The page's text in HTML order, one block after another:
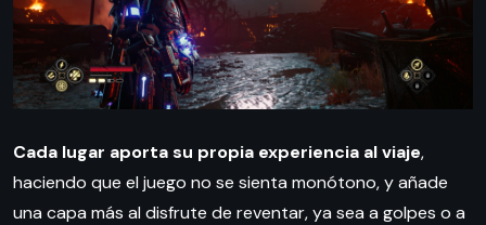
Cada lugar aporta su propia experiencia al viaje,
haciendo que el juego no se sienta monótono, y añade
una capa más al disfrute de reventar, ya sea a golpes o a